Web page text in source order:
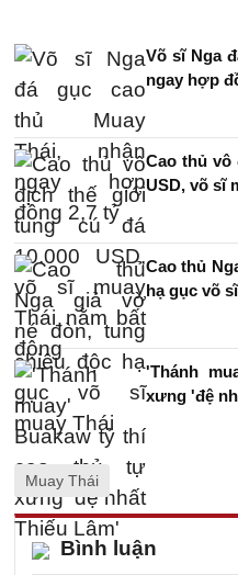
Võ sĩ Nga
ngay hợp
Cao thủ vô
USD, võ sĩ
Cao thủ
hạ gục võ
'Thánh
xưng 'đệ
Muay Thái
Bình luận